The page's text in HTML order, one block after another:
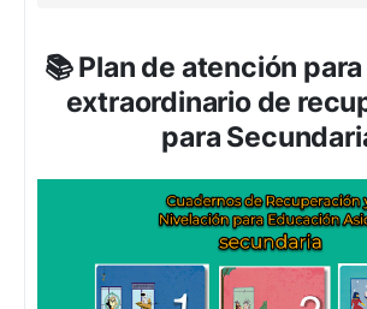
📚 Plan de atención
extraordinario de
para